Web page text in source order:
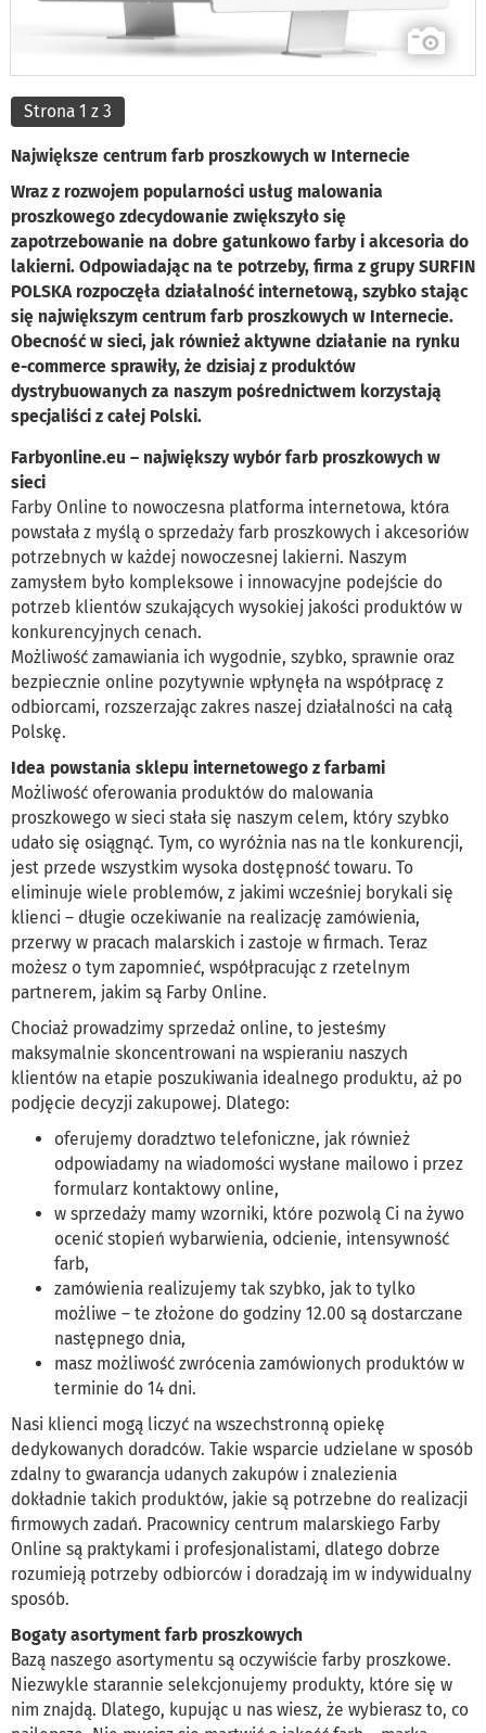
Strona 1 z 3
Największe centrum farb proszkowych w Internecie
Wraz z rozwojem popularności usług malowania
proszkowego zdecydowanie zwiększyło się
zapotrzebowanie na dobre gatunkowo farby i akcesoria do
lakierni. Odpowiadając na te potrzeby, firma z grupy SURFIN
POLSKA rozpoczęła działalność internetową, szybko stając
się największym centrum farb proszkowych w Internecie.
Obecność w sieci, jak również aktywne działanie na rynku
e-commerce sprawiły, że dzisiaj z produktów
dystrybuowanych za naszym pośrednictwem korzystają
specjaliści z całej Polski.
Farbyonline.eu – największy wybór farb proszkowych w
sieci
Farby Online to nowoczesna platforma internetowa, która
powstała z myślą o sprzedaży farb proszkowych i akcesoriów
potrzebnych w każdej nowoczesnej lakierni. Naszym
zamysłem było kompleksowe i innowacyjne podejście do
potrzeb klientów szukających wysokiej jakości produktów w
konkurencyjnych cenach.
Możliwość zamawiania ich wygodnie, szybko, sprawnie oraz
bezpiecznie online pozytywnie wpłynęła na współpracę z
odbiorcami, rozszerzając zakres naszej działalności na całą
Polskę.
Idea powstania sklepu internetowego z farbami
Możliwość oferowania produktów do malowania
proszkowego w sieci stała się naszym celem, który szybko
udało się osiągnąć. Tym, co wyróżnia nas na tle konkurencji,
jest przede wszystkim wysoka dostępność towaru. To
eliminuje wiele problemów, z jakimi wcześniej borykali się
klienci – długie oczekiwanie na realizację zamówienia,
przerwy w pracach malarskich i zastoje w firmach. Teraz
możesz o tym zapomnieć, współpracując z rzetelnym
partnerem, jakim są Farby Online.
Chociaż prowadzimy sprzedaż online, to jesteśmy
maksymalnie skoncentrowani na wspieraniu naszych
klientów na etapie poszukiwania idealnego produktu, aż po
podjęcie decyzji zakupowej. Dlatego:
oferujemy doradztwo telefoniczne, jak również
odpowiadamy na wiadomości wysłane mailowo i przez
formularz kontaktowy online,
w sprzedaży mamy wzorniki, które pozwolą Ci na żywo
ocenić stopień wybarwienia, odcienie, intensywność
farb,
zamówienia realizujemy tak szybko, jak to tylko
możliwe – te złożone do godziny 12.00 są dostarczane
następnego dnia,
masz możliwość zwrócenia zamówionych produktów w
terminie do 14 dni.
Nasi klienci mogą liczyć na wszechstronną opiekę
dedykowanych doradców. Takie wsparcie udzielane w sposób
zdalny to gwarancja udanych zakupów i znalezienia
dokładnie takich produktów, jakie są potrzebne do realizacji
firmowych zadań. Pracownicy centrum malarskiego Farby
Online są praktykami i profesjonalistami, dlatego dobrze
rozumieją potrzeby odbiorców i doradzają im w indywidualny
sposób.
Bogaty asortyment farb proszkowych
Bazą naszego asortymentu są oczywiście farby proszkowe.
Niezwykle starannie selekcjonujemy produkty, które się w
nim znajdą. Dlatego, kupując u nas wiesz, że wybierasz to, co